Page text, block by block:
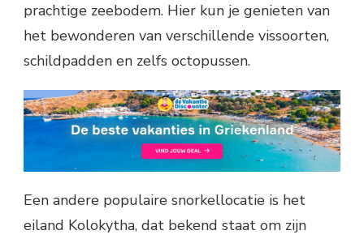
prachtige zeebodem. Hier kun je genieten van
het bewonderen van verschillende vissoorten,
schildpadden en zelfs octopussen.
Een andere populaire snorkellocatie is het
eiland Kolokytha, dat bekend staat om zijn